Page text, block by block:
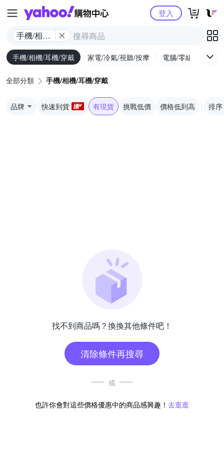
Yahoo購物中心
手機/相機/
耳機/穿戴
登入
手機/相機/耳機/穿戴 家電/冷氣/視聽/按摩 電腦/零組件/週邊/
全部分類 手機/相機/耳機/穿戴
品牌 快速到貨 有現貨 挑戰低價 價格低到高 排序
找不到商品嗎？換換其他條件吧！
清除條件再搜尋
或
也許你會對這些價格優惠中的商品感興趣！ 去逛逛